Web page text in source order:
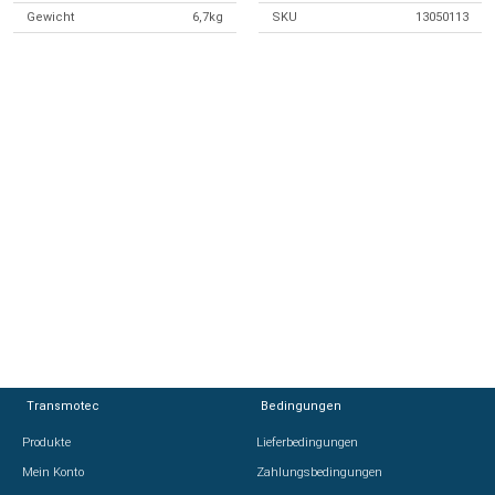
Gewicht 6,7kg SKU 13050113
Transmotec
Produkte
Mein Konto
Bedingungen
Lieferbedingungen
Zahlungsbedingungen
Transmotec
Produkte
Mein Konto
Bedingungen
Lieferbedingungen
Zahlungsbedingungen